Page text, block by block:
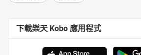
下載樂天 Kobo 應用程式